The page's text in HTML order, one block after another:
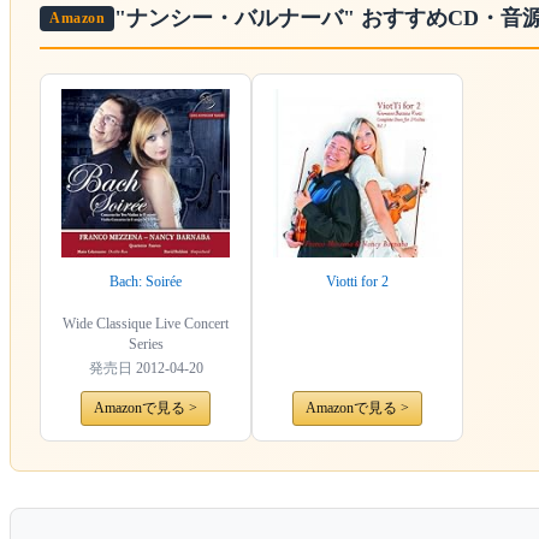
Amazon "ナンシー・バルナーバ" おすすめCD・音
Bach: Soirée
Wide Classique Live Concert
Series
発売日 2012-04-20
Amazonで見る >
Viotti for 2
Amazonで見る >